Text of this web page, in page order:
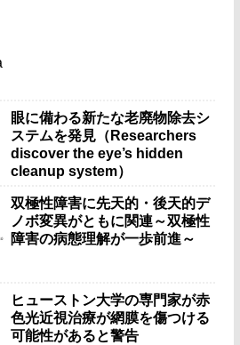
眼に備わる新たな老廃物除去シ
ステムを発見（Researchers
discover the eye’s hidden
cleanup system）
双極性障害に先天的・後天的デ
ノボ変異がともに関連～双極性
障害の病態理解が一歩前進～
ヒューストン大学の専門家が赤
色光近視治療が網膜を傷つける
可能性があると警告